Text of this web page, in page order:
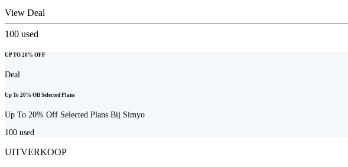
View Deal
100 used
UP TO 20% OFF
Deal
Up To 20% Off Selected Plans
Up To 20% Off Selected Plans Bij Simyo
100 used
UITVERKOOP